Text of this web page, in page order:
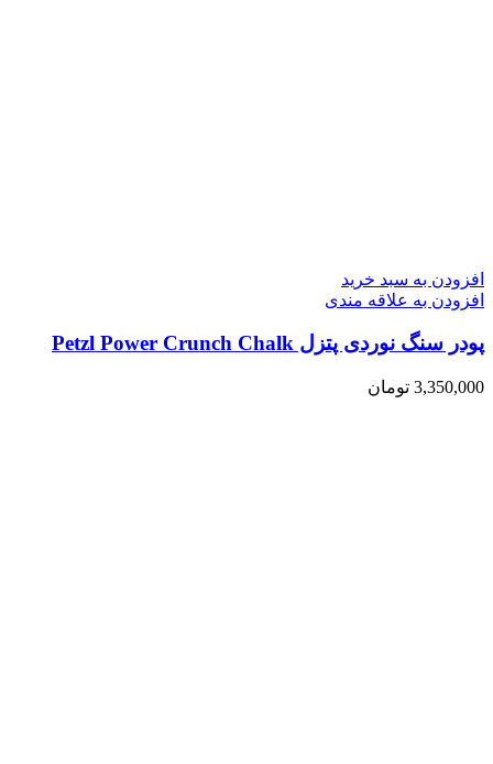
افزودن به سبد خرید
افزودن به علاقه مندی
پودر سنگ نوردی پتزل Petzl Power Crunch Chalk
3,350,000 تومان